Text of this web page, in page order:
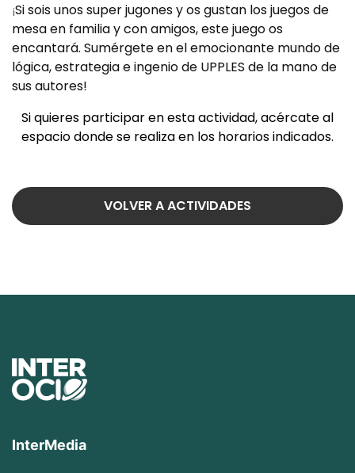
¡Si sois unos super jugones y os gustan los juegos de
mesa en familia y con amigos, este juego os
encantará. Sumérgete en el emocionante mundo de
lógica, estrategia e ingenio de UPPLES de la mano de
sus autores!
Si quieres participar en esta actividad, acércate al
espacio donde se realiza en los horarios indicados.
VOLVER A ACTIVIDADES
InterMedia